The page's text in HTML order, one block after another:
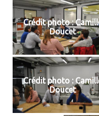
Crédit photo :
Doucet
Crédit photo :
Doucet